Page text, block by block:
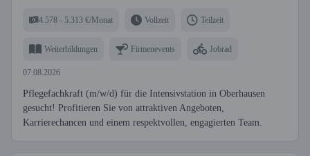
4.578 - 5.313 €/Monat Vollzeit Teilzeit
Weiterbildungen Firmenevents Jobrad
07.08.2026
Pflegefachkraft (m/w/d) für die Intensivstation in Oberhausen
gesucht! Profitieren Sie von attraktiven Angeboten,
Karrierechancen und einem respektvollen, engagierten Team.